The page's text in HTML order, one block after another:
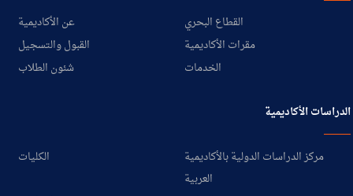
عن الأكاديمية
القطاع البحري
القبول والتسجيل
مقرات الأكاديمية
شئون الطلاب
الخدمات
الدراسات الأكاديمية
الكليات
مركز الدراسات الدولية بالأكاديمية
العربية